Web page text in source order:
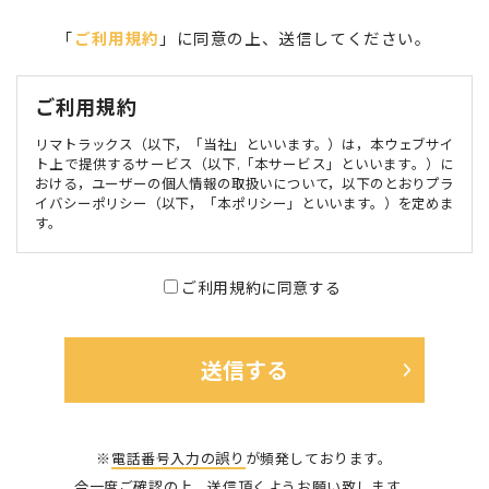
「 ご利用規約 」に同意の上、送信してください。
ご利用規約
リマトラックス（以下，「当社」といいます。）は，本ウェブサイ
ト上で提供するサービス（以下,「本サービス」といいます。）に
おける，ユーザーの個人情報の取扱いについて，以下のとおりプラ
イバシーポリシー（以下，「本ポリシー」といいます。）を定めま
す。
第1条（個人情報）
の個人を識別できる情報及び容貌，指紋，声紋にかかるデータ，及
別できる情報（個人識別情報）を指します。
当社は，ユーザーが利用登録をする際に氏名，生年月日，住所，電
ご利用規約に同意する
※ 電話番号入力の誤り が頻発しております。